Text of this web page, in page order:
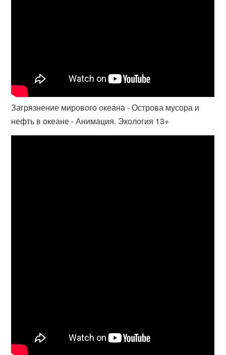
Загрязнение мирового океана - Острова мусора и
нефть в океане - Анимация. Экология 13+